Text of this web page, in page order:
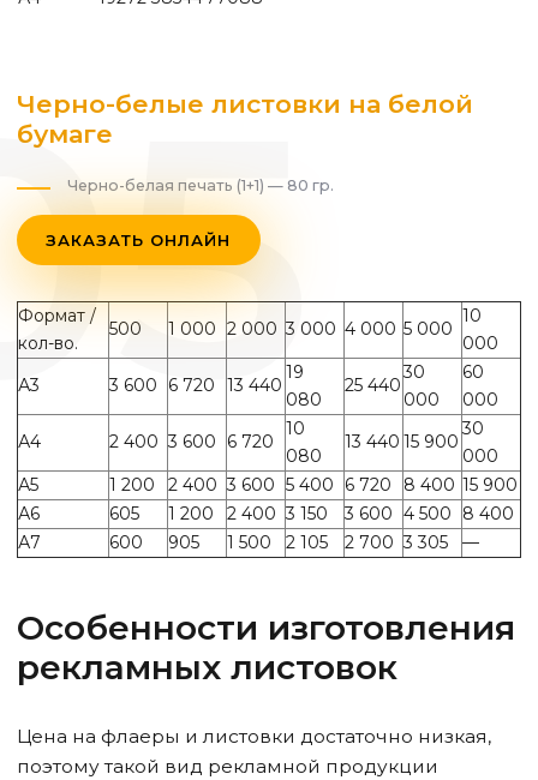
Черно-белые листовки на белой
бумаге
Черно-белая печать (1+1) — 80 гр.
ЗАКАЗАТЬ ОНЛАЙН
Формат /
кол-во.
500 1 000 2 000 3 000 4 000 5 000
10
000
А3
3 600 6 720 13 440
19
080
25 440
30
000
60
000
А4
2 400 3 600 6 720
10
080
13 440 15 900
30
000
А5
1 200 2 400 3 600 5 400 6 720 8 400 15 900
А6
605 1 200 2 400 3 150 3 600 4 500
8 400
А7
600 905 1 500 2 105 2 700 3 305 —
Особенности изготовления
рекламных листовок
Цена на флаеры и листовки достаточно низкая,
поэтому такой вид рекламной продукции